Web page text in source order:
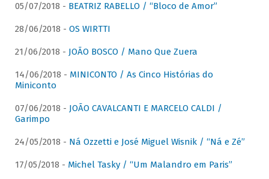
05/07/2018 - BEATRIZ RABELLO / “Bloco de Amor”
28/06/2018 - OS WIRTTI
21/06/2018 - JOÃO BOSCO / Mano Que Zuera
14/06/2018 - MINICONTO / As Cinco Histórias do
Miniconto
07/06/2018 - JOÃO CAVALCANTI E MARCELO CALDI /
Garimpo
24/05/2018 - Ná Ozzetti e José Miguel Wisnik / “Ná e Zé”
17/05/2018 - Michel Tasky / “Um Malandro em Paris”